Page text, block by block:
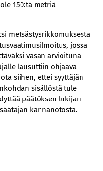
150:tä metriä
metsästysrikkomuksesta
jossa
vasan arvioituna
lausuttiin ohjaava
siihen, ettei syyttäjän
sisällöstä tule
päätöksen lukijan
kannanotosta.